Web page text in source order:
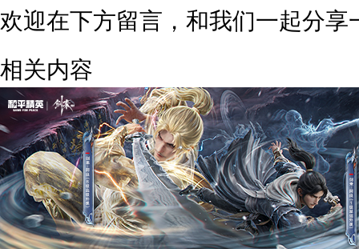
欢迎在下方留言，和我们一起分
相关内容